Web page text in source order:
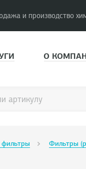
и производство
О
фильтры Фильтры